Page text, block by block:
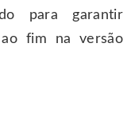
para garantir
fim na versão